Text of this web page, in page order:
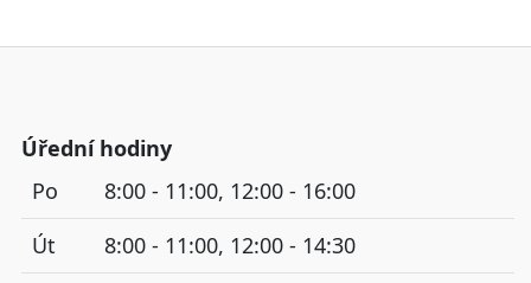
Úřední hodiny
Po
8:00 - 11:00, 12:00 - 16:00
Út
8:00 - 11:00, 12:00 - 14:30